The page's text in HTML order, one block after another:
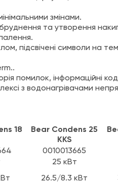
змінами.
та утворення
підсвічені символи на
помилок, інформаційні
з водонагрівачами
18
Bear Condens 25
KKS
0010013665
25 кВт
26.5/8.3 кВт